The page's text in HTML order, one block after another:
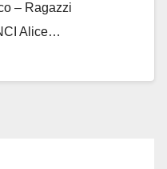
– Ragazzi
Alice…